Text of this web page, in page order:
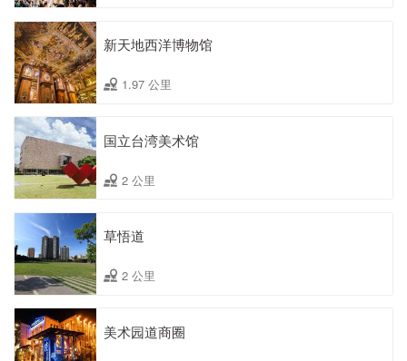
新天地西洋博物馆
1.97 公里
国立台湾美术馆
2 公里
草悟道
2 公里
美术园道商圈